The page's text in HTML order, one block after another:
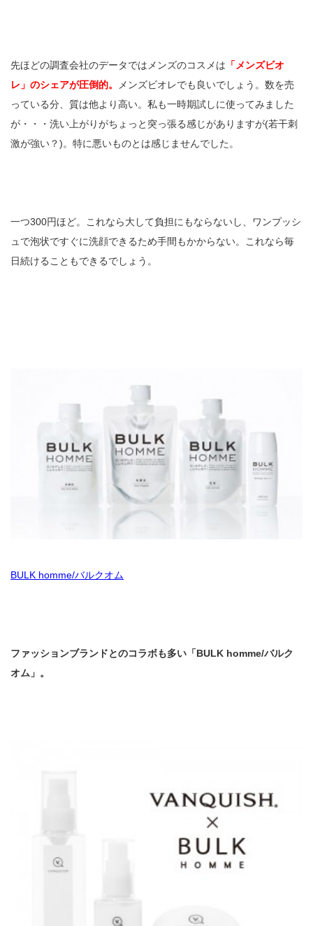
先ほどの調査会社のデータではメンズのコスメは 「メンズビオ
レ」のシェアが圧倒的。
メンズビオレでも良いでしょう。数を売
っている分、質は他より高い。私も一時期試しに使ってみました
が・・・洗い上がりがちょっと突っ張る感じがありますが(若干刺
激が強い？)。特に悪いものとは感じませんでした。
一つ300円ほど。これなら大して負担にもならないし、ワンプッシ
ュで泡状ですぐに洗顔できるため手間もかからない。これなら毎
日続けることもできるでしょう。
BULK homme/バルクオム
ファッションブランドとのコラボも多い「BULK homme/バルク
オム」。